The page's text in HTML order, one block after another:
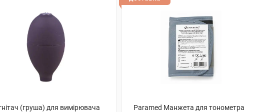
(груша) для вимірювача
Paramed Манжета для тонометра